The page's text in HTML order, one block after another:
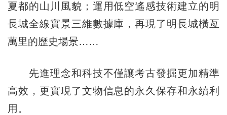
夏都的山川風貌；運用低空遙感技術建立的明
長城全線實景三維數據庫，再現了明長城橫亙
萬里的歷史場景……
先進理念和科技不僅讓考古發掘更加精準
高效，更實現了文物信息的永久保存和永續利
用。